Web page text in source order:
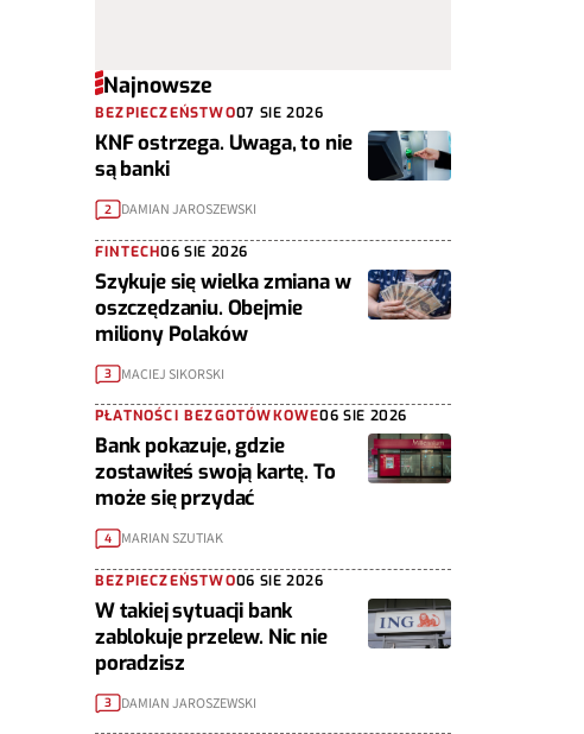
Najnowsze
BEZPIECZEŃSTWO07 SIE 2026
KNF ostrzega. Uwaga, to nie
są banki
2 DAMIAN JAROSZEWSKI
FINTECH06 SIE 2026
Szykuje się wielka zmiana w
oszczędzaniu. Obejmie
miliony Polaków
3 MACIEJ SIKORSKI
PŁATNOŚCI BEZGOTÓWKOWE06 SIE 2026
Bank pokazuje, gdzie
zostawiłeś swoją kartę. To
może się przydać
4 MARIAN SZUTIAK
BEZPIECZEŃSTWO06 SIE 2026
W takiej sytuacji bank
zablokuje przelew. Nic nie
poradzisz
3 DAMIAN JAROSZEWSKI